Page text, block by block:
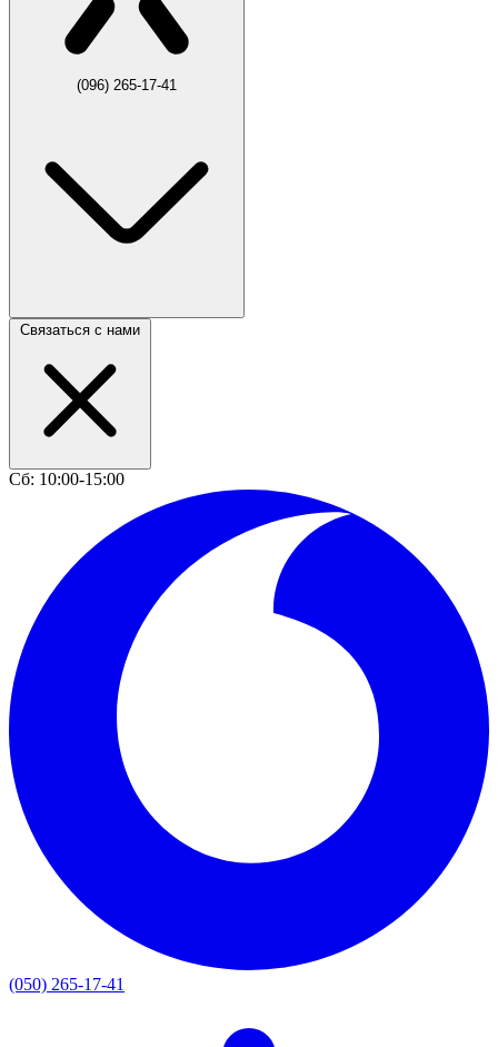
(096) 265-17-41
Связаться с нами
Сб: 10:00-15:00
(050) 265-17-41